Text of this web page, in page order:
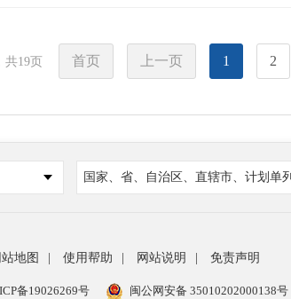
共19页 首页 上一页 1 2
国家、省、自治区、直辖市、计划单
站地图 使用帮助 网站说明 免责声明
备19026269号 闽公网安备 35010202000138号